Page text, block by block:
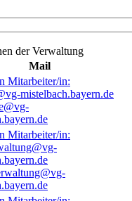
der Verwaltung
Mail